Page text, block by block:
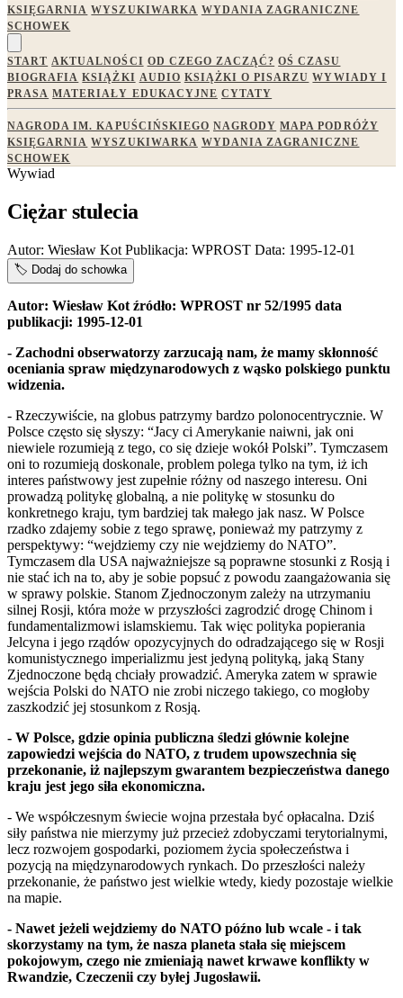
KSIĘGARNIA WYSZUKIWARKA WYDANIA ZAGRANICZNE
SCHOWEK
START AKTUALNOŚCI OD CZEGO ZACZĄĆ? OŚ CZASU
BIOGRAFIA KSIĄŻKI AUDIO KSIĄŻKI O PISARZU WYWIADY I
PRASA MATERIAŁY EDUKACYJNE CYTATY
NAGRODA IM. KAPUŚCIŃSKIEGO NAGRODY MAPA PODRÓŻY
KSIĘGARNIA WYSZUKIWARKA WYDANIA ZAGRANICZNE
SCHOWEK
Wywiad
Ciężar stulecia
Autor: Wiesław Kot Publikacja: WPROST Data: 1995-12-01
🏷️ Dodaj do schowka
Autor: Wiesław Kot źródło: WPROST nr 52/1995 data
publikacji: 1995-12-01
- Zachodni obserwatorzy zarzucają nam, że mamy skłonność
oceniania spraw międzynarodowych z wąsko polskiego punktu
widzenia.
- Rzeczywiście, na globus patrzymy bardzo polonocentrycznie. W
Polsce często się słyszy: “Jacy ci Amerykanie naiwni, jak oni
niewiele rozumieją z tego, co się dzieje wokół Polski”. Tymczasem
oni to rozumieją doskonale, problem polega tylko na tym, iż ich
interes państwowy jest zupełnie różny od naszego interesu. Oni
prowadzą politykę globalną, a nie politykę w stosunku do
konkretnego kraju, tym bardziej tak małego jak nasz. W Polsce
rzadko zdajemy sobie z tego sprawę, ponieważ my patrzymy z
perspektywy: “wejdziemy czy nie wejdziemy do NATO”.
Tymczasem dla USA najważniejsze są poprawne stosunki z Rosją i
nie stać ich na to, aby je sobie popsuć z powodu zaangażowania się
w sprawy polskie. Stanom Zjednoczonym zależy na utrzymaniu
silnej Rosji, która może w przyszłości zagrodzić drogę Chinom i
fundamentalizmowi islamskiemu. Tak więc polityka popierania
Jelcyna i jego rządów opozycyjnych do odradzającego się w Rosji
komunistycznego imperializmu jest jedyną polityką, jaką Stany
Zjednoczone będą chciały prowadzić. Ameryka zatem w sprawie
wejścia Polski do NATO nie zrobi niczego takiego, co mogłoby
zaszkodzić jej stosunkom z Rosją.
- W Polsce, gdzie opinia publiczna śledzi głównie kolejne
zapowiedzi wejścia do NATO, z trudem upowszechnia się
przekonanie, iż najlepszym gwarantem bezpieczeństwa danego
kraju jest jego siła ekonomiczna.
- We współczesnym świecie wojna przestała być opłacalna. Dziś
siły państwa nie mierzymy już przecież zdobyczami terytorialnymi,
lecz rozwojem gospodarki, poziomem życia społeczeństwa i
pozycją na międzynarodowych rynkach. Do przeszłości należy
przekonanie, że państwo jest wielkie wtedy, kiedy pozostaje wielkie
na mapie.
- Nawet jeżeli wejdziemy do NATO późno lub wcale - i tak
skorzystamy na tym, że nasza planeta stała się miejscem
pokojowym, czego nie zmieniają nawet krwawe konflikty w
Rwandzie, Czeczenii czy byłej Jugosławii.